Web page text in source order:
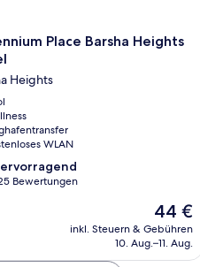
Place Barsha Heights
Heights
WLAN
Bewertungen
Der
Preis
beträgt
44 €
inkl. Steuern & Gebühren
10. Aug.–11. Aug.